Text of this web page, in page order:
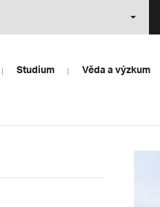
Studium Věda a výzkum